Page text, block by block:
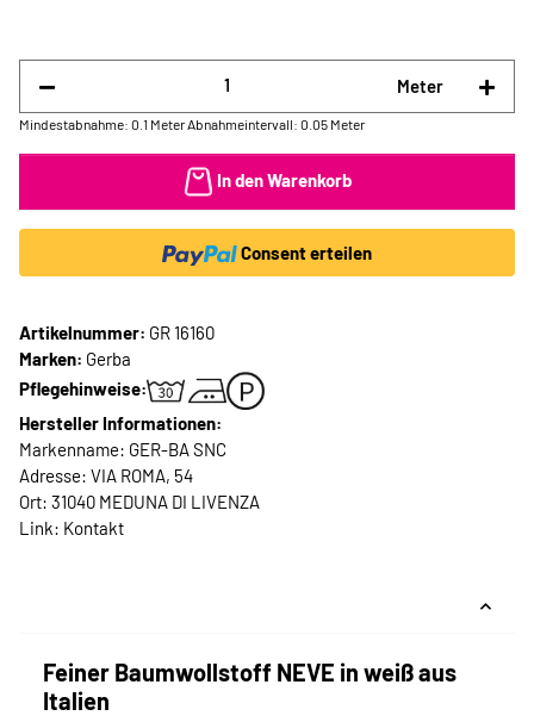
Meter
Mindestabnahme: 0.1 Meter Abnahmeintervall: 0.05 Meter
In den Warenkorb
Consent erteilen
Artikelnummer: GR 16160
Marken: Gerba
Pflegehinweise:
Hersteller Informationen:
Markenname: GER-BA SNC
Adresse: VIA ROMA, 54
Ort: 31040 MEDUNA DI LIVENZA
Link: Kontakt
Feiner Baumwollstoff NEVE in weiß aus
Italien